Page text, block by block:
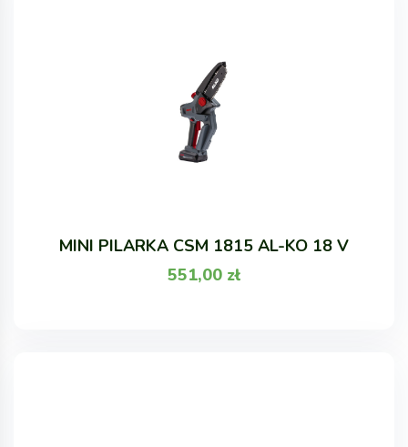
MINI PILARKA CSM 1815 AL-KO 18 V
551,00 zł